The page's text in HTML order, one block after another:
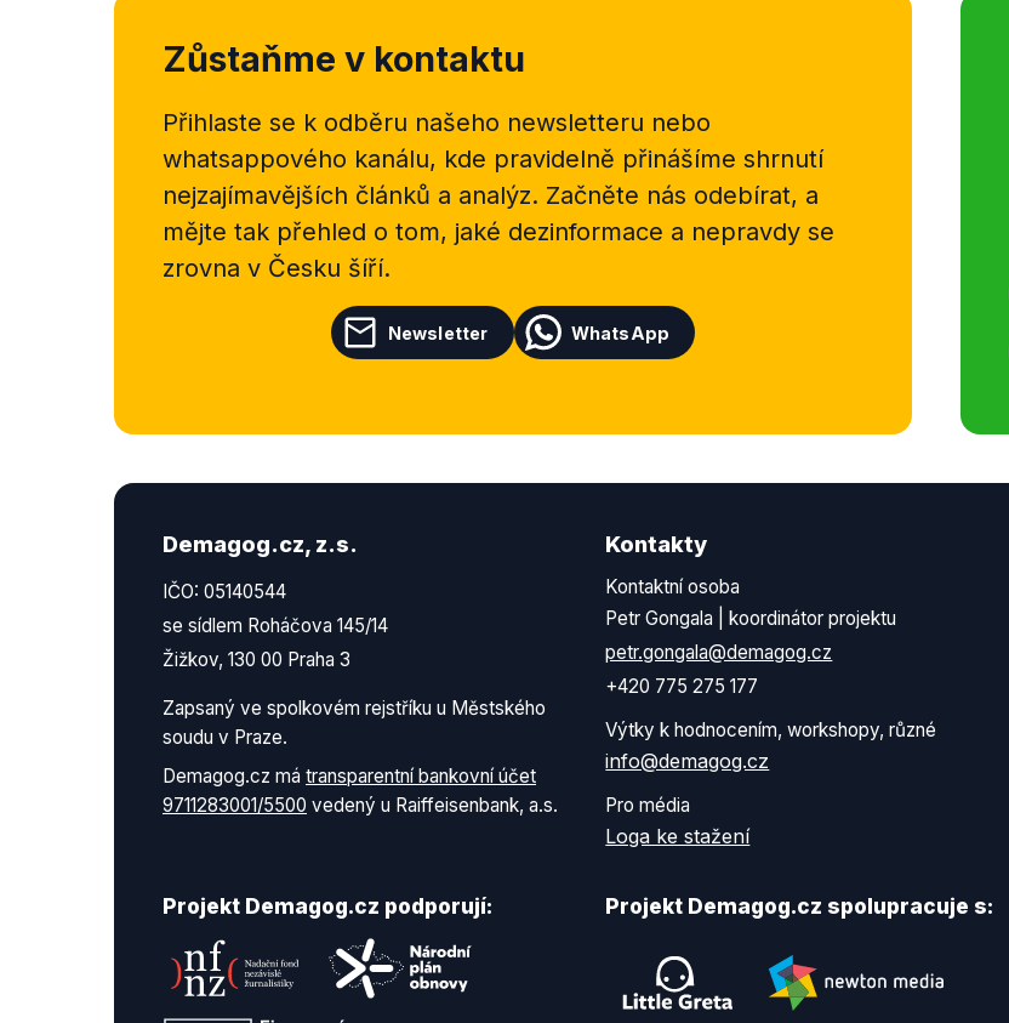
Zůstaňme v kontaktu
Přihlaste se k odběru našeho newsletteru nebo
whatsappového kanálu, kde pravidelně přinášíme shrnutí
nejzajímavějších článků a analýz. Začněte nás odebírat, a
mějte tak přehled o tom, jaké dezinformace a nepravdy se
zrovna v Česku šíří.
Newsletter WhatsApp
Demagog.cz, z.s.
IČO: 05140544
se sídlem Roháčova 145/14
Žižkov, 130 00 Praha 3
Zapsaný ve spolkovém rejstříku u Městského
soudu v Praze.
Demagog.cz má transparentní bankovní účet
9711283001/5500 vedený u Raiffeisenbank, a.s.
Kontakty
Kontaktní osoba
Petr Gongala | koordinátor projektu
petr.gongala@demagog.cz
+420 775 275 177
Výtky k hodnocením, workshopy, různé
info@demagog.cz
Pro média
Loga ke stažení
Projekt Demagog.cz podporují: Projekt Demagog.cz spolupracuje s: